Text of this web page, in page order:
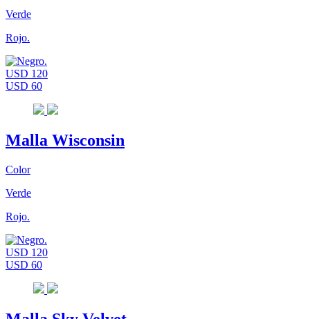
Verde
Rojo.
USD 120
USD 60
Malla Wisconsin
Color
Verde
Rojo.
USD 120
USD 60